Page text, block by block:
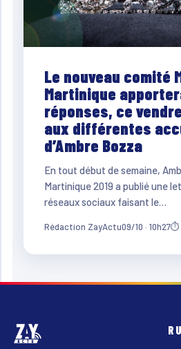
Le nouveau comité
Martinique
réponses, ce
aux différentes
d’Ambre Bozza
En tout début de semaine,
Martinique 2019 a publié une
réseaux sociaux faisant le…
Rédaction ZayActu09/10 · 10h27⏱